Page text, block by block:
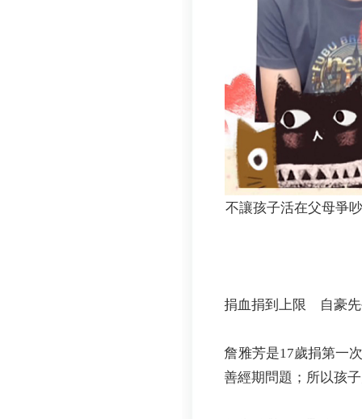
不讓孩子活在父母爭
捐血捐到上限 自豪
詹雅芳是17歲捐第一
善經期問題；所以孩